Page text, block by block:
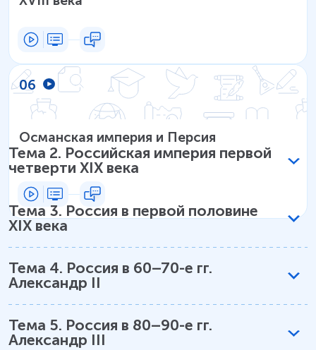
06
Османская империя и Персия
Тема 2. Российская империя первой
четверти XIX века
Тема 3. Россия в первой половине
XIX века
Тема 4. Россия в 60–70-е гг.
Александр II
Тема 5. Россия в 80–90-е гг.
Александр III